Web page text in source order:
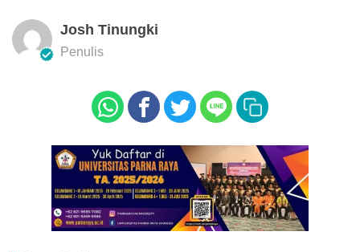
Josh Tinungki
Penulis